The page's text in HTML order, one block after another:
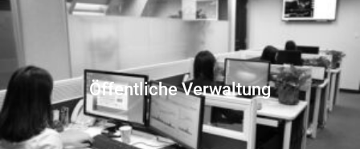
Öffentliche Verwaltung